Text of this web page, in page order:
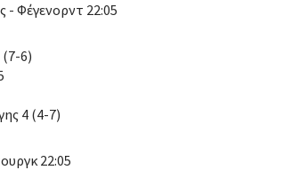
- Φέγενορντ 22:05
(7-6)
4 (4-7)
22:05